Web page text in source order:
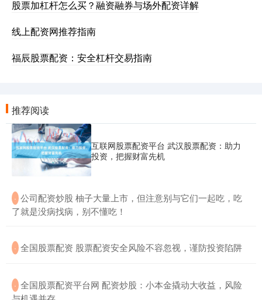
股票加杠杆怎么买？融资融券与场外配资详解
线上配资网推荐指南
福辰股票配资：安全杠杆交易指南
推荐阅读
互联网股票配资平台 武汉股票配资：助力
投资，把握财富先机
· ​公司配资炒股 柚子大量上市，但注意别与它们一起吃，吃
了就是没病找病，别不懂吃！
· ​全国股票配资 股票配资安全风险不容忽视，谨防投资陷阱
· ​全国股票配资平台网 配资炒股：小本金撬动大收益，风险